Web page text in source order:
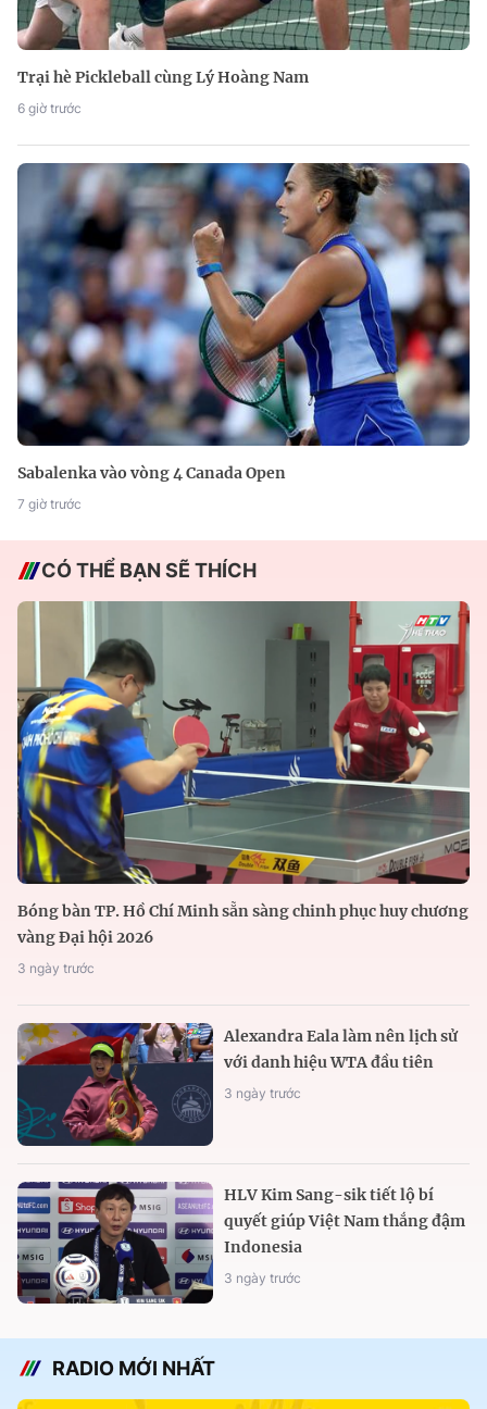
Trại hè Pickleball cùng Lý Hoàng Nam
6 giờ trước
Sabalenka vào vòng 4 Canada Open
7 giờ trước
CÓ THỂ BẠN SẼ THÍCH
Bóng bàn TP. Hồ Chí Minh sẵn sàng chinh phục huy chương
vàng Đại hội 2026
3 ngày trước
Alexandra Eala làm nên lịch sử
với danh hiệu WTA đầu tiên
3 ngày trước
HLV Kim Sang-sik tiết lộ bí
quyết giúp Việt Nam thắng đậm
Indonesia
3 ngày trước
RADIO MỚI NHẤT